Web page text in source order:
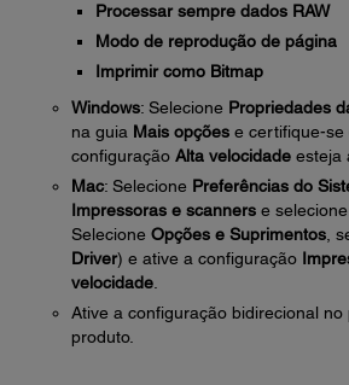
Processar sempre dados RAW
Modo de reprodução de página
Imprimir como Bitmap
Windows: Selecione Propriedades
na guia Mais opções e certifique-se
configuração Alta velocidade esteja
Mac: Selecione Preferências do
Impressoras e scanners e
Selecione Opções e Suprimentos ,
Driver) e ative a configuração
velocidade
Ative a configuração bidirecional
produto.